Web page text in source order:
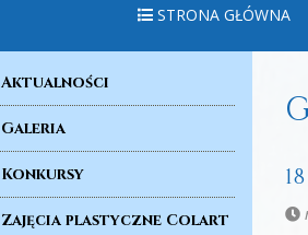
STRONA GŁÓWNA
Aktualności
Galeria
Konkursy
Zajęcia plastyczne Colart